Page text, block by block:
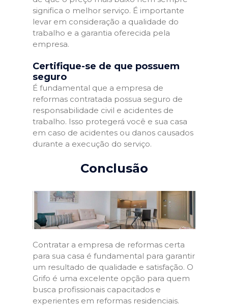
significa o melhor serviço. É importante
levar em consideração a qualidade do
trabalho e a garantia oferecida pela
empresa.
Certifique-se de que possuem
seguro
É fundamental que a empresa de
reformas contratada possua seguro de
responsabilidade civil e acidentes de
trabalho. Isso protegerá você e sua casa
em caso de acidentes ou danos causados
durante a execução do serviço.
Conclusão
Contratar a empresa de reformas certa
para sua casa é fundamental para garantir
um resultado de qualidade e satisfação. O
Grifo é uma excelente opção para quem
busca profissionais capacitados e
experientes em reformas residenciais.